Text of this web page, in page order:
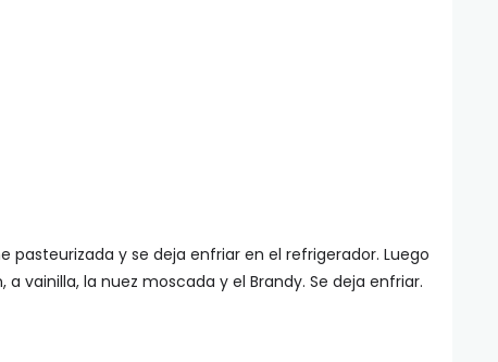
pasteurizada y se deja enfriar en el refrigerador. Luego
vainilla, la nuez moscada y el Brandy. Se deja enfriar.